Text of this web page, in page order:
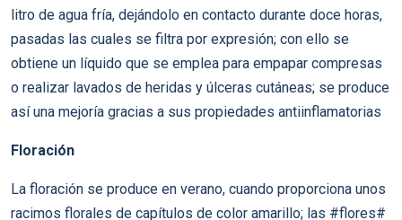
litro de agua fría, dejándolo en contacto durante doce horas,
pasadas las cuales se filtra por expresión; con ello se
obtiene un líquido que se emplea para empapar compresas
o realizar lavados de heridas y úlceras cutáneas; se produce
así una mejoría gracias a sus propiedades antiinflamatorias
Floración
La floración se produce en verano, cuando proporciona unos
racimos florales de capítulos de color amarillo; las #flores#